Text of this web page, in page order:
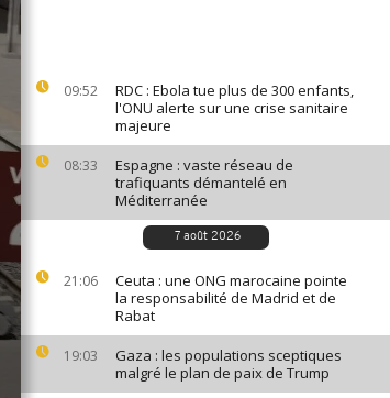
09:52
RDC : Ebola tue plus de 300 enfants,
l'ONU alerte sur une crise sanitaire
majeure
08:33
Espagne : vaste réseau de
trafiquants démantelé en
Méditerranée
7 août 2026
21:06
Ceuta : une ONG marocaine pointe
la responsabilité de Madrid et de
Rabat
19:03
Gaza : les populations sceptiques
malgré le plan de paix de Trump